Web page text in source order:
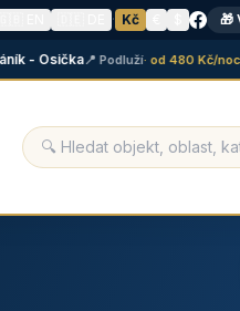
· Kč 🎁
Osička📍 Podluží· od 480 Kč/noc